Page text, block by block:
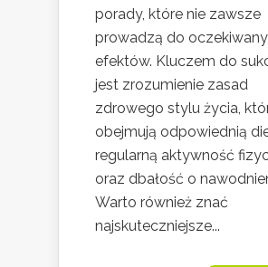
porady, które nie zawsze
prowadzą do
efektów. Kluczem do
jest zrozumienie zasad
zdrowego stylu życia,
obejmują odpowiednią
regularną aktywność
oraz dbałość o
Warto również znać
najskuteczniejsze...